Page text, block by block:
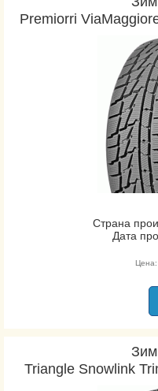
Premiorri
Страна
Дата
Цена:
Triangle Snowlink